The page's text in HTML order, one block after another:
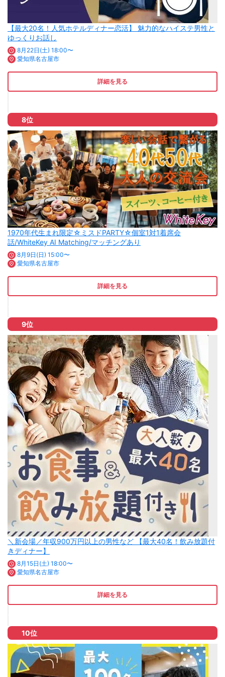
【最大20名！人気ホテルディナー恋活】 魅力的なハイステ男性と
ゆっくりお話し
8月22日(土) 18:00〜
愛知県名古屋市
詳細を見る
8位
1970年代生まれ限定☆ミスドPARTY☆個室1対1着席会
話/WhiteKey AI Matching/マッチングあり
8月9日(日) 15:00〜
愛知県名古屋市
詳細を見る
9位
＼新会場／年収900万円以上の男性など 【最大40名！飲み放題付
きディナー】
8月15日(土) 18:00〜
愛知県名古屋市
詳細を見る
10位